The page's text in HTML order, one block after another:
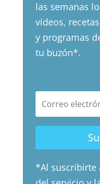
las semanas
vídeos,
y programas
tu buzón*.
*Al suscribirte